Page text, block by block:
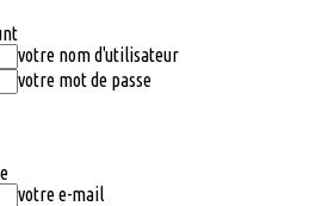
votre nom d'utilisateur
votre mot de passe
votre e-mail